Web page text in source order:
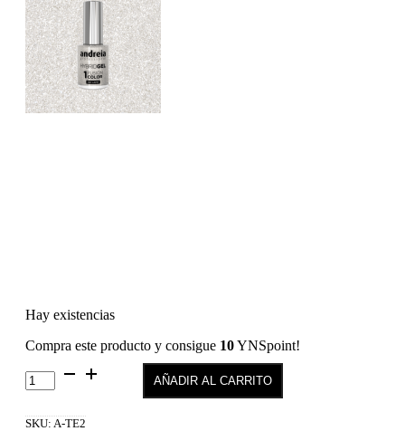
Hay existencias
Compra este producto y consigue 10YNSpoint!
True
Pure
cantidad
AÑADIR AL CARRITO
SKU: A-TE2